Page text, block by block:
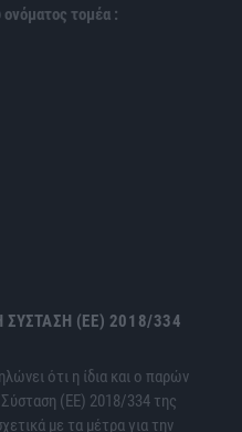
ονόματος τομέα :
(ΕΕ) 2018/334
ότι η ίδια και ο παρών
(ΕΕ) 2018/334 της
με τα μέτρα για την